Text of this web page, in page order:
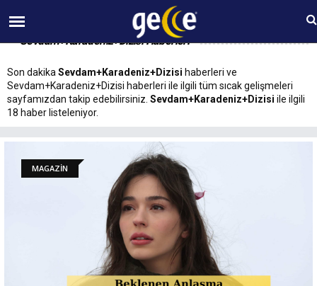
08 AĞUSTOS Cumartesi 19:50
Sevdam+Karadeniz+Dizisi Haberleri
Son dakika Sevdam+Karadeniz+Dizisi haberleri ve
Sevdam+Karadeniz+Dizisi haberleri ile ilgili tüm sıcak gelişmeleri
sayfamızdan takip edebilirsiniz. Sevdam+Karadeniz+Dizisi ile ilgili
18 haber listeleniyor.
MAGAZİN